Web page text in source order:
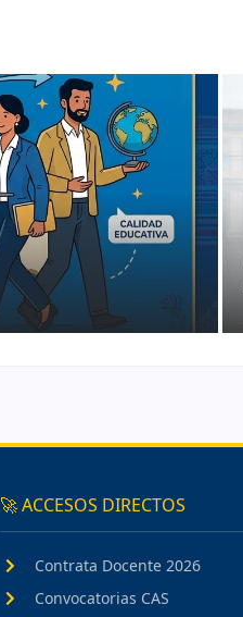
🚀 ACCESOS DIRECTOS
Contrata Docente 2026
Convocatorias CAS